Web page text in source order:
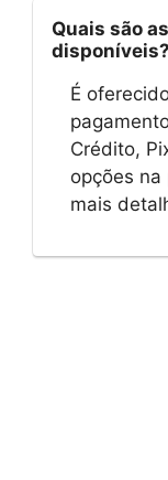
Quais são
disponíveis?
É
Crédito,
opções
mais